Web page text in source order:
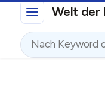
Direkt zum Inhalt
Welt der
Suche